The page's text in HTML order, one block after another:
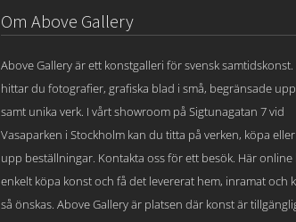
Om Above Gallery
Above Gallery är ett konstgalleri för svensk samtidskonst.
hittar du fotografier, grafiska blad i små, begränsade
samt unika verk. I vårt showroom på Sigtunagatan 7 vid
Vasaparken i Stockholm kan du titta på verken, köpa
upp beställningar. Kontakta oss för ett besök. Här online
enkelt köpa konst och få det levererat hem, inramat och
så önskas. Above Gallery är platsen där konst är